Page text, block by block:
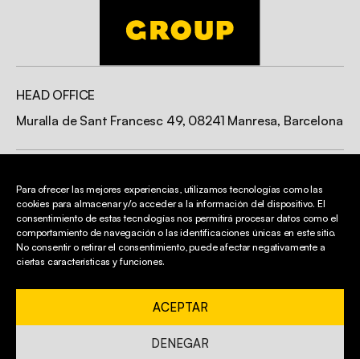
Para ofrecer las mejores experiencias, utilizamos tecnologías como las
cookies para almacenar y/o acceder a la información del dispositivo. El
consentimiento de estas tecnologías nos permitirá procesar datos como el
comportamiento de navegación o las identificaciones únicas en este sitio.
No consentir o retirar el consentimiento, puede afectar negativamente a
ciertas características y funciones.
ACEPTAR
DENEGAR
HEAD OFFICE
Muralla de Sant Francesc 49, 08241 Manresa, Barcelona
info@cardonergroup.com
93 872 43 34
LEGAL